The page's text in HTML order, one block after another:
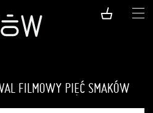
FILMOWY PIĘĆ SMAKÓW